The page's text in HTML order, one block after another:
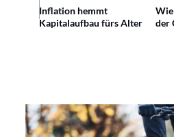
Inflation hemmt
Kapitalaufbau fürs Alter
der